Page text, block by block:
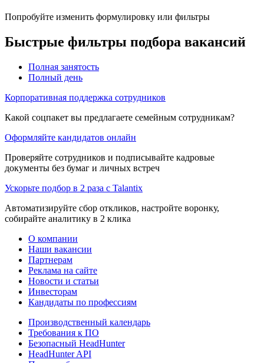
Попробуйте изменить формулировку или фильтры
Быстрые фильтры подбора вакансий
Полная занятость
Полный день
Корпоративная поддержка сотрудников
Какой соцпакет вы предлагаете семейным сотрудникам?
Оформляйте кандидатов онлайн
Проверяйте сотрудников и подписывайте кадровые
документы без бумаг и личных встреч
Ускорьте подбор в 2 раза с Talantix
Автоматизируйте сбор откликов, настройте воронку,
собирайте аналитику в 2 клика
О компании
Наши вакансии
Партнерам
Реклама на сайте
Новости и статьи
Инвесторам
Кандидаты по профессиям
Производственный календарь
Требования к ПО
Безопасный HeadHunter
HeadHunter API